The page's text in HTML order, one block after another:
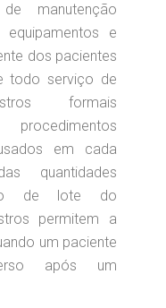
manutenção
e
dos pacientes
todo serviço de
formais
em cada
quantidades
de lote do
permitem a
um paciente
após um